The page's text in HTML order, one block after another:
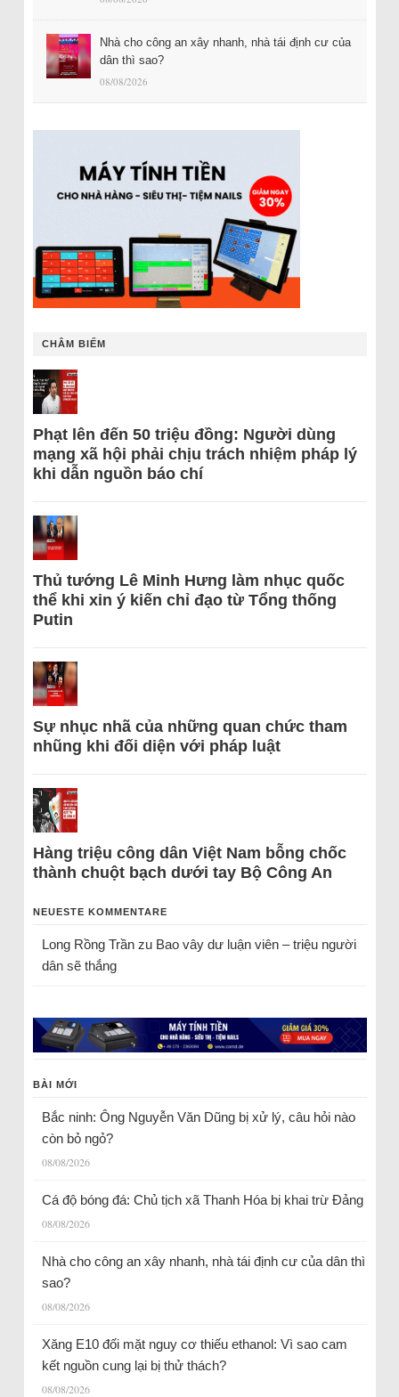
Nhà cho công an xây nhanh, nhà tái định cư của
dân thì sao?
08/08/2026
CHÂM BIẾM
Phạt lên đến 50 triệu đồng: Người dùng
mạng xã hội phải chịu trách nhiệm pháp lý
khi dẫn nguồn báo chí
Thủ tướng Lê Minh Hưng làm nhục quốc
thể khi xin ý kiến chỉ đạo từ Tổng thống
Putin
Sự nhục nhã của những quan chức tham
nhũng khi đối diện với pháp luật
Hàng triệu công dân Việt Nam bỗng chốc
thành chuột bạch dưới tay Bộ Công An
NEUESTE KOMMENTARE
Long Rồng Trầnzu Bao vây dư luận viên – triệu người
dân sẽ thắng
BÀI MỚI
Bắc ninh: Ông Nguyễn Văn Dũng bị xử lý, câu hỏi nào
còn bỏ ngỏ?
08/08/2026
Cá độ bóng đá: Chủ tịch xã Thanh Hóa bị khai trừ Đảng
08/08/2026
Nhà cho công an xây nhanh, nhà tái định cư của dân thì
sao?
08/08/2026
Xăng E10 đối mặt nguy cơ thiếu ethanol: Vì sao cam
kết nguồn cung lại bị thử thách?
08/08/2026